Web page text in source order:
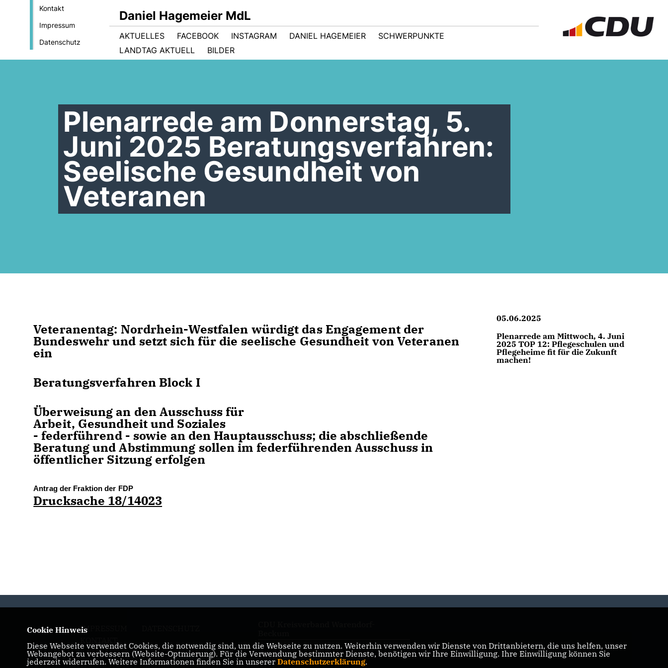
Kontakt
Impressum
Datenschutz
Daniel Hagemeier MdL
AKTUELLES FACEBOOK INSTAGRAM DANIEL HAGEMEIER
SCHWERPUNKTE
LANDTAG AKTUELL
BILDER
Plenarrede am Donnerstag, 5.
Juni 2025 Beratungsverfahren:
Seelische Gesundheit von
Veteranen
Veteranentag: Nordrhein-Westfalen würdigt das Engagement der
Bundeswehr und setzt sich für die seelische Gesundheit von Veteranen
ein
Beratungsverfahren Block I
Überweisung an den Ausschuss für
Arbeit, Gesundheit und Soziales
- federführend - sowie an den Hauptausschuss; die abschließende
Beratung und Abstimmung sollen im federführenden Ausschuss in
öffentlicher Sitzung erfolgen
Antrag der Fraktion der FDP
Drucksache 18/14023
05.06.2025
Plenarrede am Mittwoch, 4. Juni
2025 TOP 12: Pflegeschulen und
Pflegeheime fit für die Zukunft
machen!
IMPRESSUM
KONTAKT
CDU NRW
Cookie Hinweis
Diese Webseite verwendet Cookies, die notwendig sind, um die Webseite zu nutzen. Weiterhin verwenden wir Dienste von Drittanbietern, die uns helfen, unser
Webangebot zu verbessern (Website-Optmierung). Für die Verwendung bestimmter Dienste, benötigen wir Ihre Einwilligung. Ihre Einwilligung können Sie
jederzeit widerrufen. Weitere Informationen finden Sie in unserer Datenschutzerklärung.